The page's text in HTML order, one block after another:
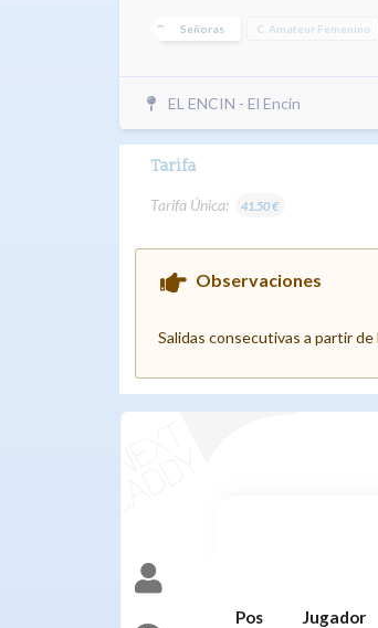
Señoras C. Amateur Femenino
EL ENCIN - El Encín
Tarifa
Tarifa Única: 41.50 €
Observaciones
Salidas consecutivas a partir de
Pos Jugador